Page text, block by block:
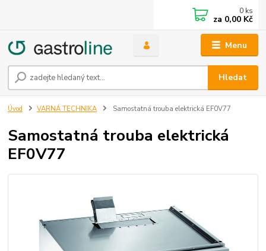
Menu
Hledat
0 ks
za 0,00 Kč
Úvod VARNÁ TECHNIKA Samostatná trouba elektrická EF0V77
Samostatná trouba elektrická
EF0V77